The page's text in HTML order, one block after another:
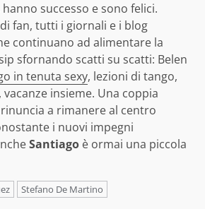
successo e sono felici.
fan, tutti i giornali e i blog
continuano ad alimentare la
sfornando scatti su scatti: Belen
in tenuta sexy, lezioni di tango,
insieme. Una coppia
a rimanere al centro
i nuovi impegni
Santiago è ormai una piccola
Stefano De Martino